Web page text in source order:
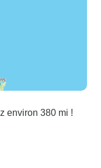
environ 380 mi !